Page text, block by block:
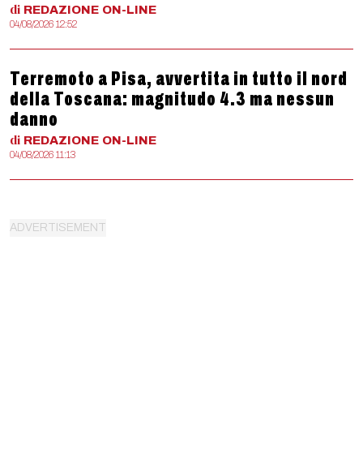
di REDAZIONE ON-LINE
04/08/2026 12:52
Terremoto a Pisa, avvertita in tutto il nord
della Toscana: magnitudo 4.3 ma nessun
danno
di REDAZIONE ON-LINE
04/08/2026 11:13